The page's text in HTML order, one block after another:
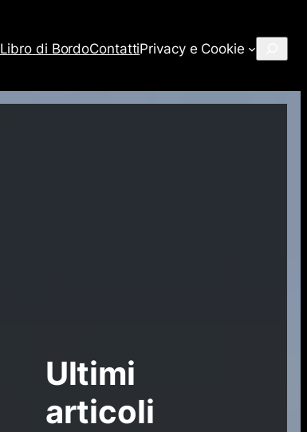
Libro di BordoContattiPrivacy e Cookie
Ultimi
articoli